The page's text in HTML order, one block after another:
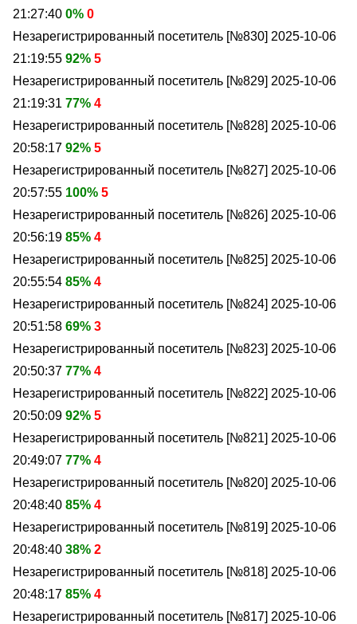
21:27:40 0% 0
Незарегистрированный посетитель [№830] 2025-10-06
21:19:55 92% 5
Незарегистрированный посетитель [№829] 2025-10-06
21:19:31 77% 4
Незарегистрированный посетитель [№828] 2025-10-06
20:58:17 92% 5
Незарегистрированный посетитель [№827] 2025-10-06
20:57:55 100% 5
Незарегистрированный посетитель [№826] 2025-10-06
20:56:19 85% 4
Незарегистрированный посетитель [№825] 2025-10-06
20:55:54 85% 4
Незарегистрированный посетитель [№824] 2025-10-06
20:51:58 69% 3
Незарегистрированный посетитель [№823] 2025-10-06
20:50:37 77% 4
Незарегистрированный посетитель [№822] 2025-10-06
20:50:09 92% 5
Незарегистрированный посетитель [№821] 2025-10-06
20:49:07 77% 4
Незарегистрированный посетитель [№820] 2025-10-06
20:48:40 85% 4
Незарегистрированный посетитель [№819] 2025-10-06
20:48:40 38% 2
Незарегистрированный посетитель [№818] 2025-10-06
20:48:17 85% 4
Незарегистрированный посетитель [№817] 2025-10-06